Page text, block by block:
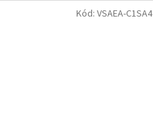
Kód: VSAEA-C1SA4